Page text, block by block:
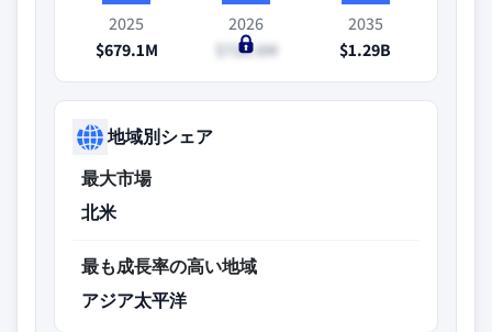
2025
$679.1M
2026
$726.6M
2035
$1.29B
地域別シェア
最大市場
北米
最も成長率の高い地域
アジア太平洋